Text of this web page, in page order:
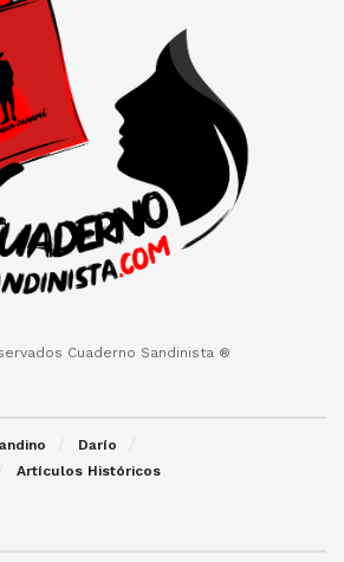
Cuaderno Sandinista ®
Darío
Artículos Históricos